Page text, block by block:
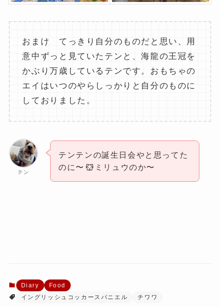
おまけ てっきり自分のものだと思い、用
意中ずっと見ていたテンと、海龍の王冠を
かぶり万歳しているテンです。おもちゃの
エイはいつのやらしっかりと自分のものに
しておりました。
テン
テンテンの誕生日会やと思ってた
のに〜
ミリュウのか〜
Diary
Food
イングリッシュコッカースパニエル
チワワ